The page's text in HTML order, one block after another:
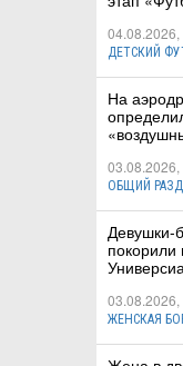
04.08.2026,
ДЕТСКИЙ
На
ОБЩИЙ
Девушки-
покорили
03.08.2026,
ЖЕНСКАЯ